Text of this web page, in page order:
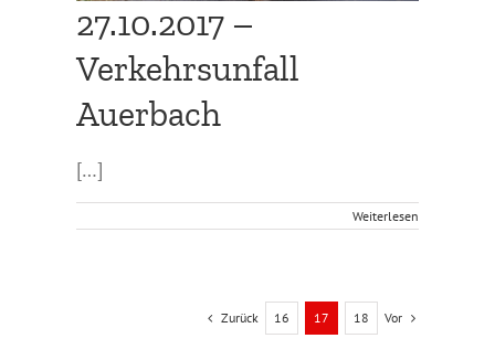
27.10.2017 –
Verkehrsunfall
Auerbach
[…]
Weiterlesen
Zurück 16 17 18 Vor